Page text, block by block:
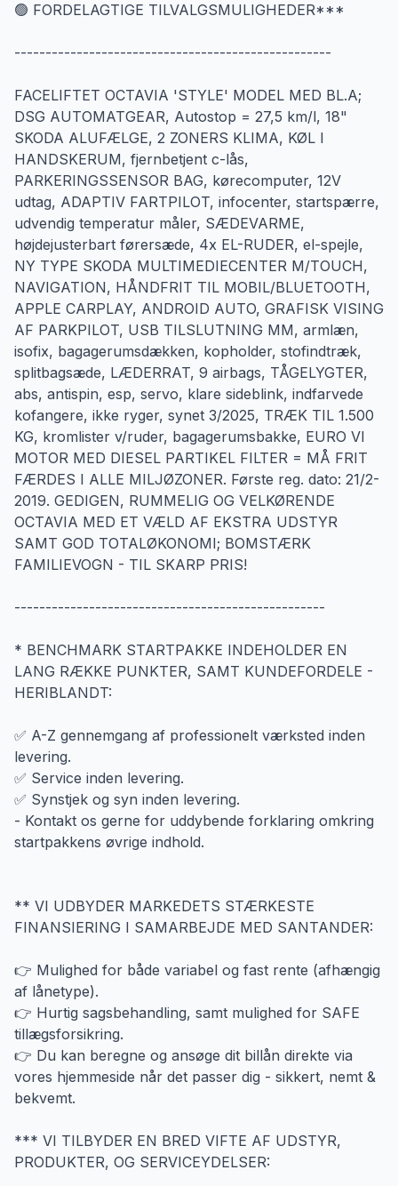
🟢 FORDELAGTIGE TILVALGSMULIGHEDER***
---------------------------------------------------
FACELIFTET OCTAVIA 'STYLE' MODEL MED BL.A;
DSG AUTOMATGEAR, Autostop = 27,5 km/l, 18"
SKODA ALUFÆLGE, 2 ZONERS KLIMA, KØL I
HANDSKERUM, fjernbetjent c-lås,
PARKERINGSSENSOR BAG, kørecomputer, 12V
udtag, ADAPTIV FARTPILOT, infocenter, startspærre,
udvendig temperatur måler, SÆDEVARME,
højdejusterbart førersæde, 4x EL-RUDER, el-spejle,
NY TYPE SKODA MULTIMEDIECENTER M/TOUCH,
NAVIGATION, HÅNDFRIT TIL MOBIL/BLUETOOTH,
APPLE CARPLAY, ANDROID AUTO, GRAFISK VISING
AF PARKPILOT, USB TILSLUTNING MM, armlæn,
isofix, bagagerumsdækken, kopholder, stofindtræk,
splitbagsæde, LÆDERRAT, 9 airbags, TÅGELYGTER,
abs, antispin, esp, servo, klare sideblink, indfarvede
kofangere, ikke ryger, synet 3/2025, TRÆK TIL 1.500
KG, kromlister v/ruder, bagagerumsbakke, EURO VI
MOTOR MED DIESEL PARTIKEL FILTER = MÅ FRIT
FÆRDES I ALLE MILJØZONER. Første reg. dato: 21/2-
2019. GEDIGEN, RUMMELIG OG VELKØRENDE
OCTAVIA MED ET VÆLD AF EKSTRA UDSTYR
SAMT GOD TOTALØKONOMI; BOMSTÆRK
FAMILIEVOGN - TIL SKARP PRIS!
--------------------------------------------------
* BENCHMARK STARTPAKKE INDEHOLDER EN
LANG RÆKKE PUNKTER, SAMT KUNDEFORDELE -
HERIBLANDT:
✅ A-Z gennemgang af professionelt værksted inden
levering.
✅ Service inden levering.
✅ Synstjek og syn inden levering.
- Kontakt os gerne for uddybende forklaring omkring
startpakkens øvrige indhold.
** VI UDBYDER MARKEDETS STÆRKESTE
FINANSIERING I SAMARBEJDE MED SANTANDER:
👉 Mulighed for både variabel og fast rente (afhængig
af lånetype).
👉 Hurtig sagsbehandling, samt mulighed for SAFE
tillægsforsikring.
👉 Du kan beregne og ansøge dit billån direkte via
vores hjemmeside når det passer dig - sikkert, nemt &
bekvemt.
*** VI TILBYDER EN BRED VIFTE AF UDSTYR,
PRODUKTER, OG SERVICEYDELSER: